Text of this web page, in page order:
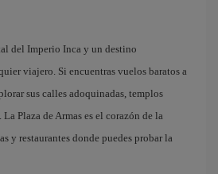
del Imperio Inca y un destino
viajero. Si encuentras vuelos baratos a
sus calles adoquinadas, templos
Plaza de Armas es el corazón de la
y restaurantes donde puedes probar la